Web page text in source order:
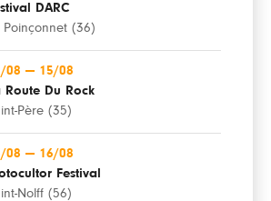
DARC
Poinçonnet (36)
08 — 15/08
Route Du Rock
Père (35)
08 — 16/08
Festival
Nolff (56)